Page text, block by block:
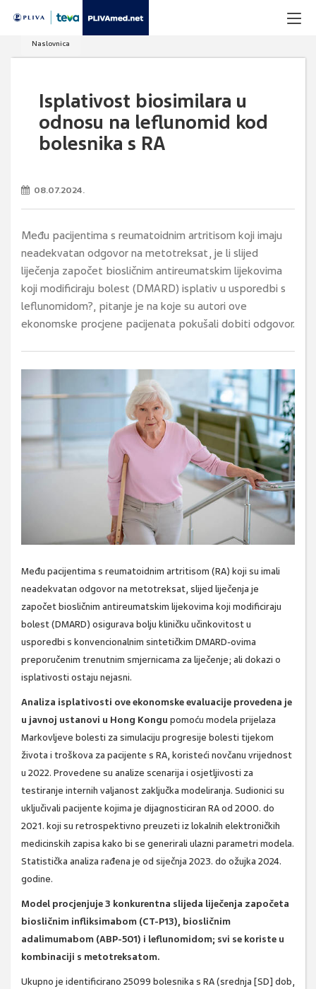
Naslovnica
Isplativost biosimilara u
odnosu na leflunomid kod
bolesnika s RA
08.07.2024.
Među pacijentima s reumatoidnim artritisom koji imaju
neadekvatan odgovor na metotreksat, je li slijed
liječenja započet biosličnim antireumatskim lijekovima
koji modificiraju bolest (DMARD) isplativ u usporedbi s
leflunomidom?, pitanje je na koje su autori ove
ekonomske procjene pacijenata pokušali dobiti odgovor.
Među pacijentima s reumatoidnim artritisom (RA) koji su imali
neadekvatan odgovor na metotreksat, slijed liječenja je
započet biosličnim antireumatskim lijekovima koji modificiraju
bolest (DMARD) osigurava bolju kliničku učinkovitost u
usporedbi s konvencionalnim sintetičkim DMARD-ovima
preporučenim trenutnim smjernicama za liječenje; ali dokazi o
isplativosti ostaju nejasni.
Analiza isplativosti ove ekonomske evaluacije provedena je
u javnoj ustanovi u Hong Kongu pomoću modela prijelaza
Markovljeve bolesti za simulaciju progresije bolesti tijekom
života i troškova za pacijente s RA, koristeći novčanu vrijednost
u 2022. Provedene su analize scenarija i osjetljivosti za
testiranje internih valjanost zaključka modeliranja. Sudionici su
uključivali pacijente kojima je dijagnosticiran RA od 2000. do
2021. koji su retrospektivno preuzeti iz lokalnih elektroničkih
medicinskih zapisa kako bi se generirali ulazni parametri modela.
Statistička analiza rađena je od siječnja 2023. do ožujka 2024.
godine.
Model procjenjuje 3 konkurentna slijeda liječenja započeta
biosličnim infliksimabom (CT-P13), biosličnim
adalimumabom (ABP-501) i leflunomidom; svi se koriste u
kombinaciji s metotreksatom.
Ukupno je identificirano 25099 bolesnika s RA (srednja [SD] dob,